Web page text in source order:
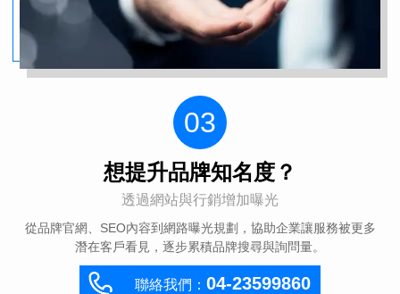
03
想提升品牌知名度？
透過網站與行銷增加曝光
從品牌官網、SEO內容到網路曝光規劃，協助企業讓服務被更多
潛在客戶看見，逐步累積品牌搜尋與詢問量。
聯絡我們： 04-23599860